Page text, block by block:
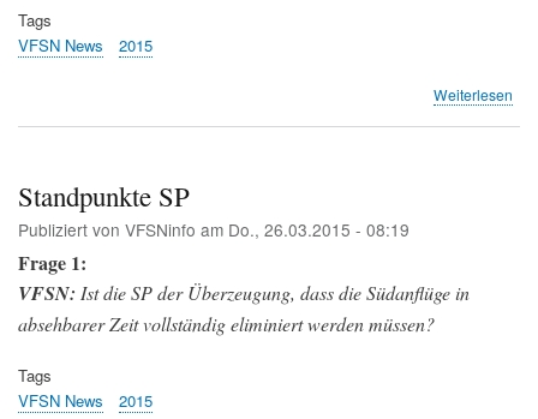
Tags
VFSN News
2015
Weiterlesen
Standpunkte SP
Publiziert von VFSNinfo am Do., 26.03.2015 - 08:19
Frage 1:
VFSN: Ist die SP der Überzeugung, dass die Südanflüge in
absehbarer Zeit vollständig eliminiert werden müssen?
Tags
VFSN News
2015